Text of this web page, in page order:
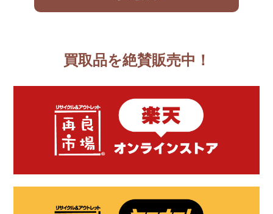
買取品を絶賛販売中！